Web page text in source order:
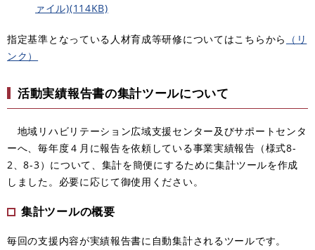
ァイル)(114KB)
指定基準となっている人材育成等研修についてはこちらから
（リ
ンク）
活動実績報告書の集計ツールについて
地域リハビリテーション広域支援センター及びサポートセンタ
ーへ、毎年度４月に報告を依頼している事業実績報告（様式8-
2、8-3）について、集計を簡便にするために集計ツールを作成
しました。必要に応じて御使用ください。
集計ツールの概要
毎回の支援内容が実績報告書に自動集計されるツールです。